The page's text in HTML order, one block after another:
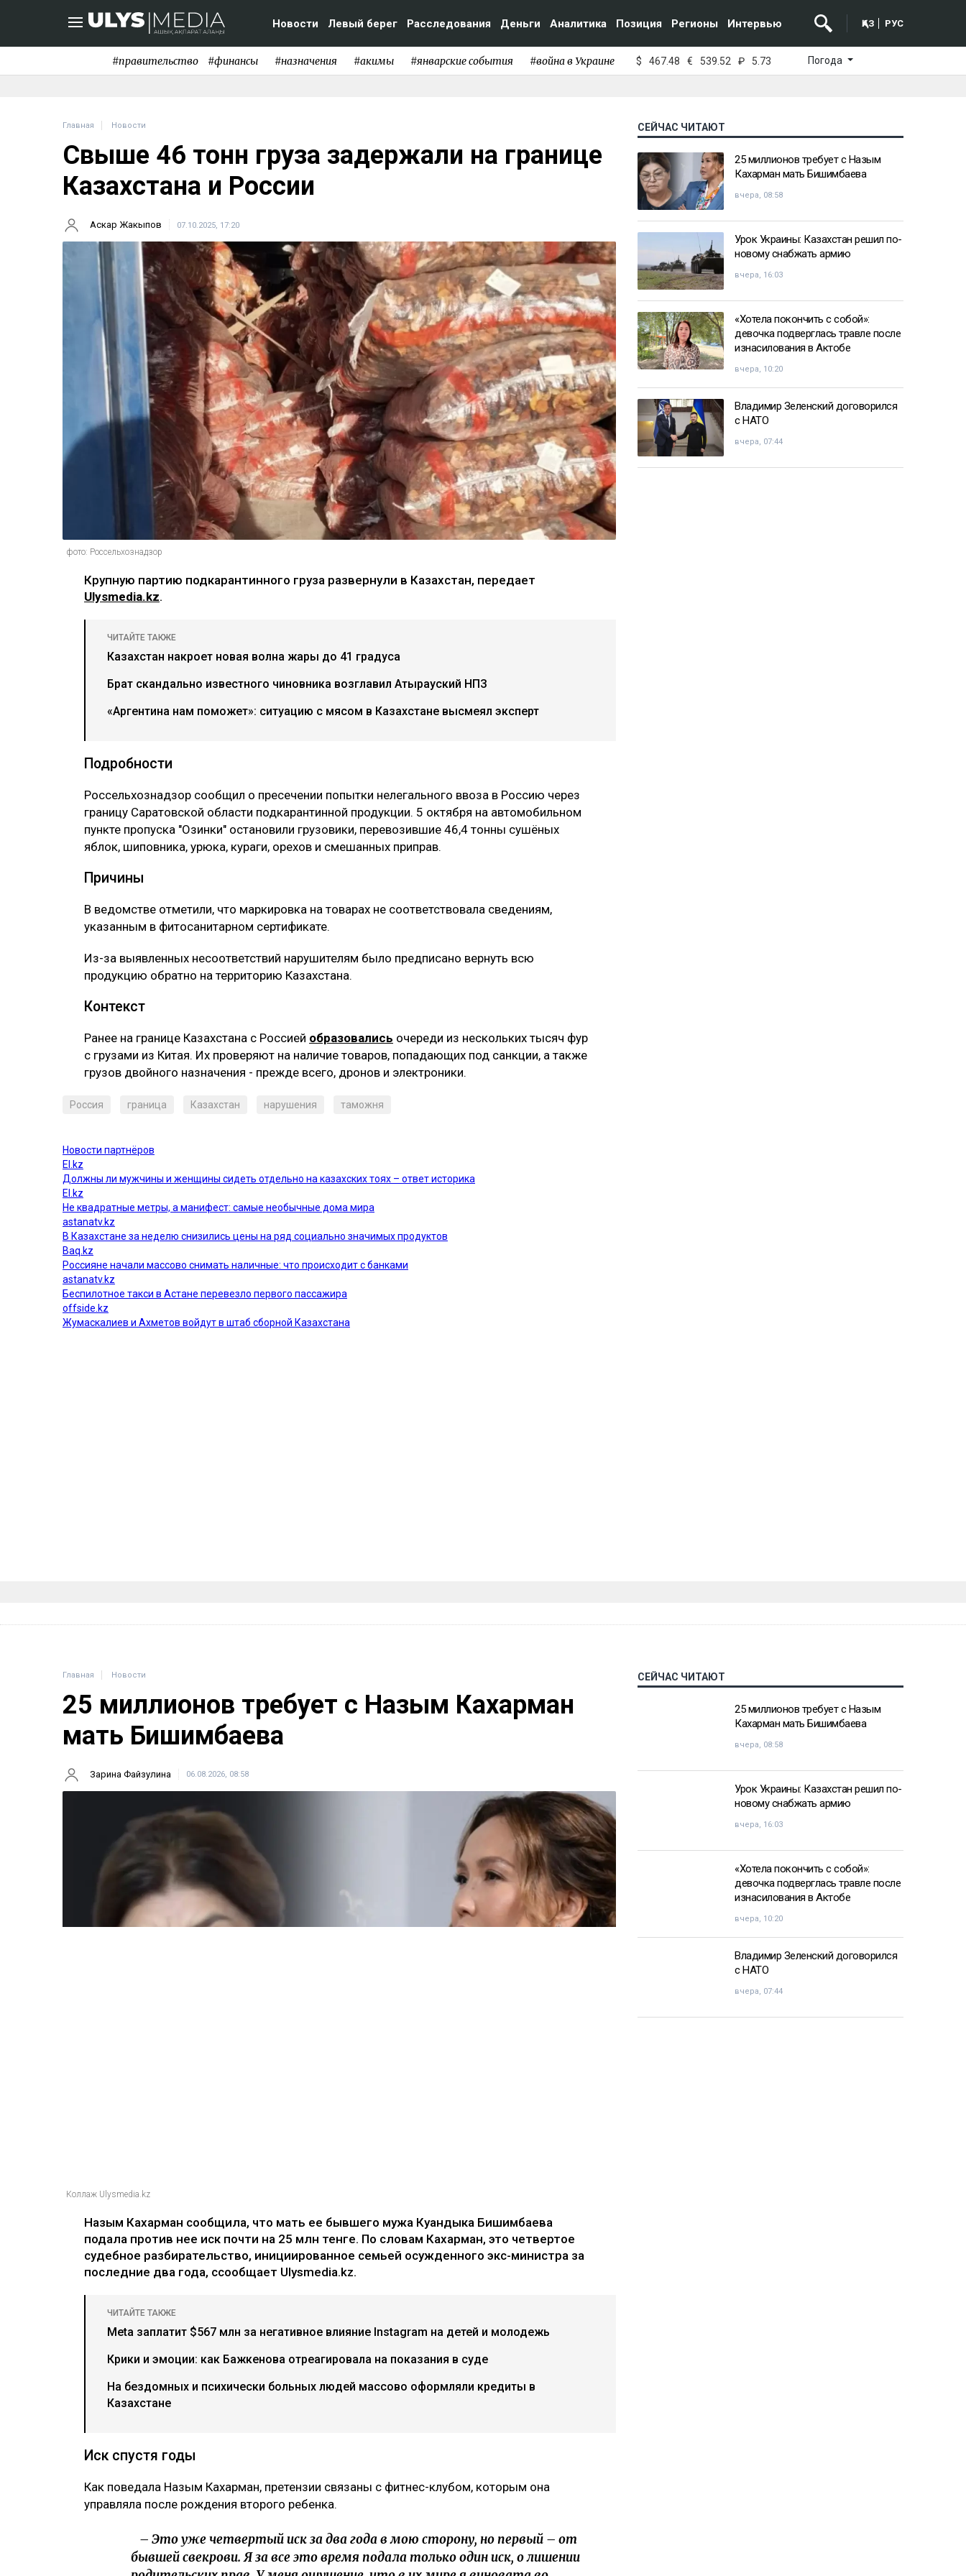
Новости Левый берег Расследования Деньги Аналитика Позиция Регионы Интервью ҚАЗ РУС
#правительство #финансы #назначения #акимы #январские события #война в Украине $ 467.48 € 539.52 ₽ 5.73 Погода
Главная Новости
Свыше 46 тонн груза задержали на границе
Казахстана и России
Аскар Жакыпов 07.10.2025, 17:20
фото: Россельхознадзор
Крупную партию подкарантинного груза развернули в Казахстан, передает
Ulysmedia.kz.
ЧИТАЙТЕ ТАКЖЕ
Казахстан накроет новая волна жары до 41 градуса
Брат скандально известного чиновника возглавил Атырауский НПЗ
«Аргентина нам поможет»: ситуацию с мясом в Казахстане высмеял эксперт
Подробности
‎Россельхознадзор сообщил о пресечении попытки нелегального ввоза в Россию через
границу Саратовской области подкарантинной продукции. 5 октября на автомобильном
пункте пропуска "Озинки" остановили грузовики, перевозившие 46,4 тонны сушёных
яблок, шиповника, урюка, кураги, орехов и смешанных приправ.
‎Причины
‎В ведомстве отметили, что маркировка на товарах не соответствовала сведениям,
указанным в фитосанитарном сертификате.
‎Из-за выявленных несоответствий нарушителям было предписано вернуть всю
продукцию обратно на территорию Казахстана.
‎Контекст
‎Ранее на границе Казахстана с Россией образовались очереди из нескольких тысяч фур
с грузами из Китая. Их проверяют на наличие товаров, попадающих под санкции, а также
грузов двойного назначения - прежде всего, дронов и электроники.
Россия граница Казахстан нарушения таможня
СЕЙЧАС ЧИТАЮТ
25 миллионов требует с Назым
Кахарман мать Бишимбаева
вчера, 08:58
Урок Украины: Казахстан решил по-
новому снабжать армию
вчера, 16:03
«Хотела покончить с собой»:
девочка подверглась травле после
изнасилования в Актобе
вчера, 10:20
Владимир Зеленский договорился
с НАТО
вчера, 07:44
Главная Новости
25 миллионов требует с Назым Кахарман
мать Бишимбаева
Зарина Файзулина 06.08.2026, 08:58
Коллаж Ulysmedia.kz
Назым Кахарман сообщила, что мать ее бывшего мужа Куандыка Бишимбаева
подала против нее иск почти на 25 млн тенге. По словам Кахарман, это четвертое
судебное разбирательство, инициированное семьей осужденного экс-министра за
последние два года, ссообщает Ulysmedia.kz.
ЧИТАЙТЕ ТАКЖЕ
Meta заплатит $567 млн за негативное влияние Instagram на детей и молодежь
Крики и эмоции: как Бажкенова отреагировала на показания в суде
На бездомных и психически больных людей массово оформляли кредиты в
Казахстане
Иск спустя годы
Как поведала Назым Кахарман, претензии связаны с фитнес-клубом, которым она
управляла после рождения второго ребенка.
– Это уже четвертый иск за два года в мою сторону, но первый – от
бывшей свекрови. Я за все это время подала только один иск, о лишении
СЕЙЧАС ЧИТАЮТ
25 миллионов требует с Назым
Кахарман мать Бишимбаева
вчера, 08:58
Урок Украины: Казахстан решил по-
новому снабжать армию
вчера, 16:03
«Хотела покончить с собой»:
девочка подверглась травле после
изнасилования в Актобе
вчера, 10:20
Владимир Зеленский договорился
с НАТО
вчера, 07:44